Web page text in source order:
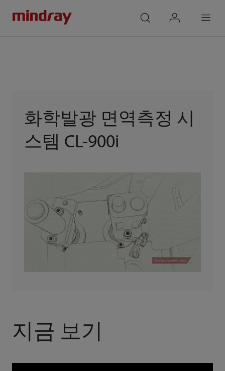
화학발광 면역측정 시
스템 CL-900i
지금 보기